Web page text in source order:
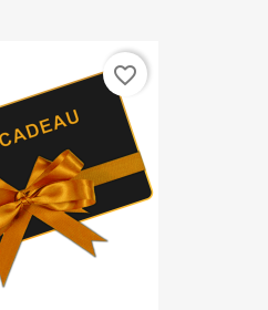
favorite_border